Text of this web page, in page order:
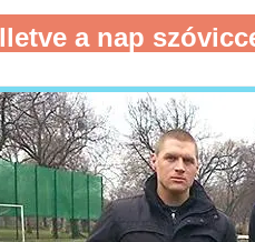
a nap